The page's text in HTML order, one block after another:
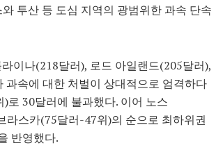
투산 등 도심 지역의 광범위한 과속 단속
이나(218달러), 로드 아일랜드(205달러),
속에 대한 처벌이 상대적으로 엄격하다
로 30달러에 불과했다. 이어 노스
스카(75달러-47위)의 순으로 최하위권
반영했다.